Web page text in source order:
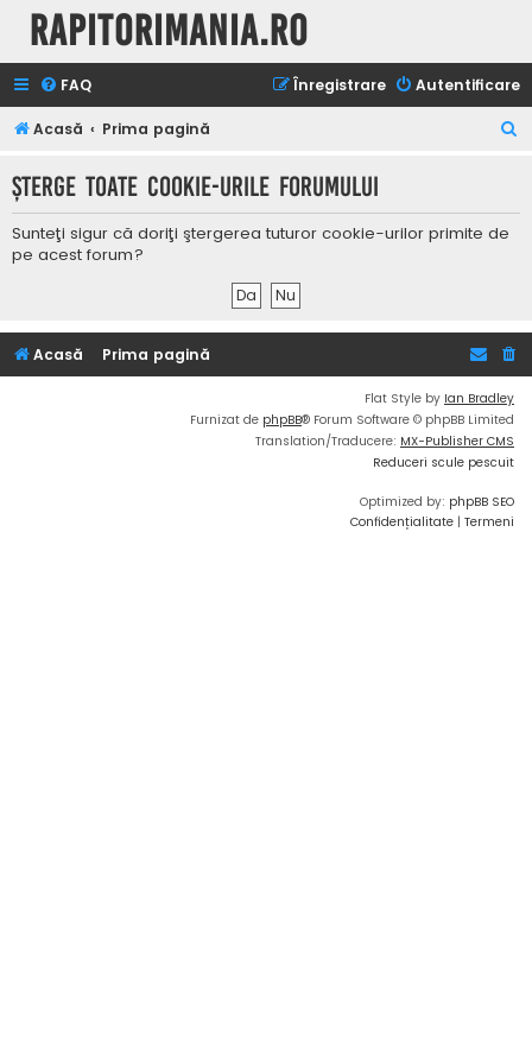
Rapitorimania.ro
FAQ Autentificare
Înregistrare
Acasă Prima pagină
t
Şterge toate cookie-urile forumului
Sunteţi sigur că doriţi ştergerea tuturor cookie-urilor primite de
pe acest forum?
Acasă Prima pagină
Flat Style by Ian Bradley
Furnizat de phpBB® Forum Software © phpBB Limited
Translation/Traducere: MX-Publisher CMS
Reduceri scule pescuit
Optimized by: phpBB SEO
Confidențialitate | Termeni